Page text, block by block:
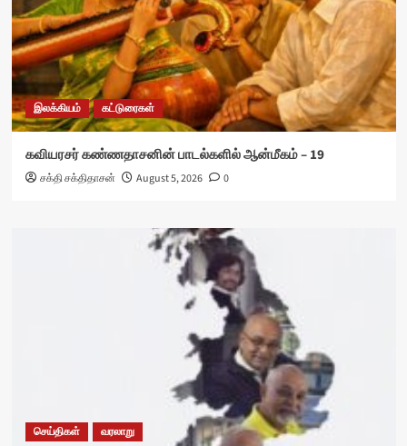
இலக்கியம் கட்டுரைகள்
கவியரசர் கண்ணதாசனின் பாடல்களில் ஆன்மீகம் – 19
சக்தி சக்திதாசன் August 5, 2026 0
செய்திகள் வரலாறு